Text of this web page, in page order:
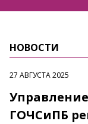
НОВОСТИ
27 АВГУСТА 2025
ГОЧСиПБ